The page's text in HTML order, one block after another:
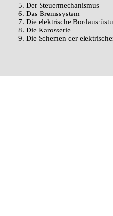
5. Der Steuermechanismus
6. Das Bremssystem
7. Die elektrische
8. Die Karosserie
9. Die Schemen der